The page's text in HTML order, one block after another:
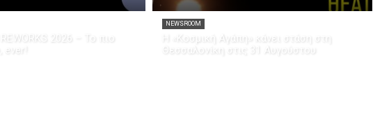
2026 – Το πιο
NEWSROOM
Η «Κοσμική Αγάπη» κάνει στάση στη
Θεσσαλονίκη στις 31 Αυγούστου